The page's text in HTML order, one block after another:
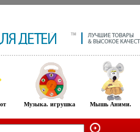
Музыка. игрушка Мышь Аними.